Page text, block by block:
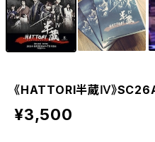
《HATTORI半蔵Ⅳ》
¥3,500